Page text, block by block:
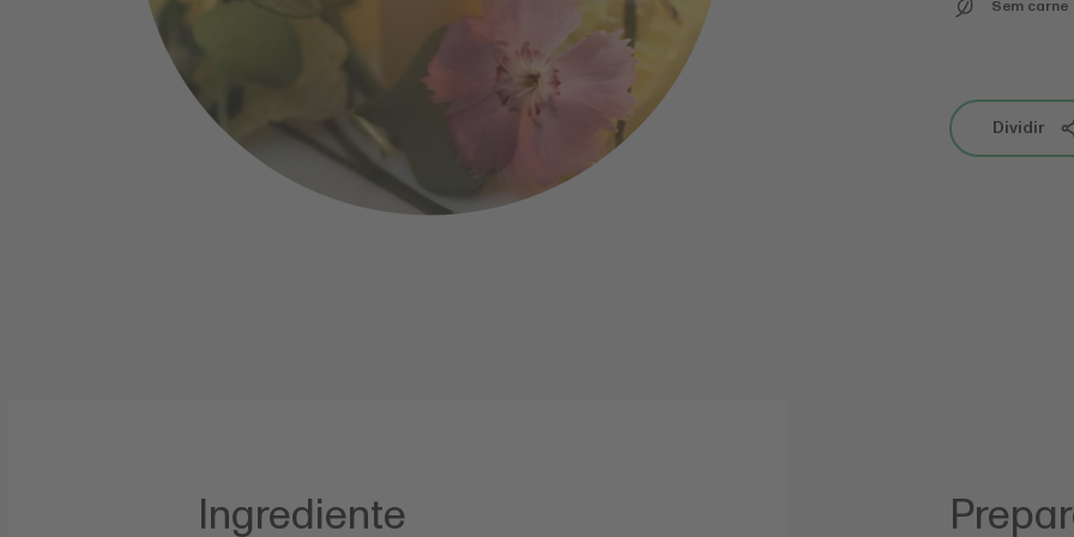
Sem carne
Dividir
Ingrediente